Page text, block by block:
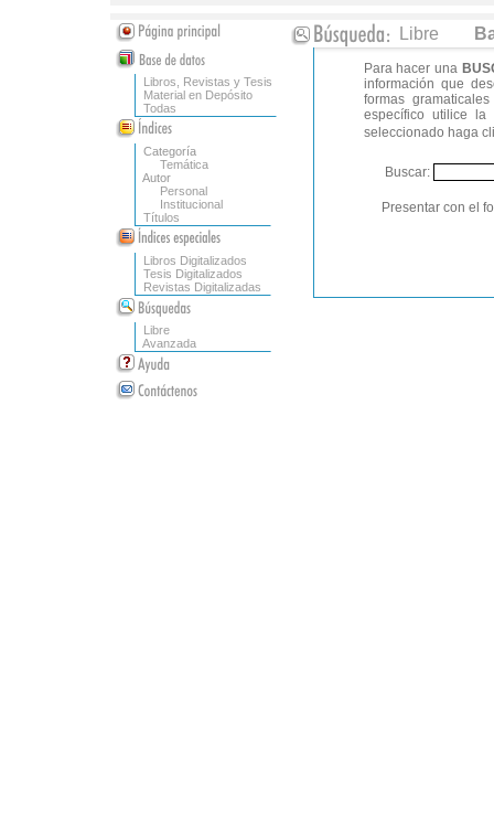
Libros, Revistas y Tesis
Material en Depósito
Todas
Categoría
Temática
Autor
Personal
Institucional
Títulos
Libros Digitalizados
Tesis Digitalizados
Revistas Digitalizadas
Libre
Avanzada
Libre
Para hacer una
información que
formas
específico utilice
seleccionado haga
Buscar:
Presentar con el